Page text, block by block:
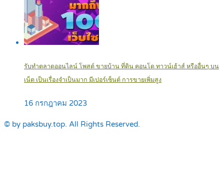
รับทำตลาดออนไลน์ โพสต์ ขายบ้าน ที่ดิน คอนโด ทาวน์เฮ้าส์ หรืออื่นๆ บน
เน็ต เป็นเรื่องจำเป็นมาก มีเปอร์เซ็นต์ การขายเพิ่มสูง
16 กรกฎาคม 2023
© by paksbuy.top. All Rights Reserved.